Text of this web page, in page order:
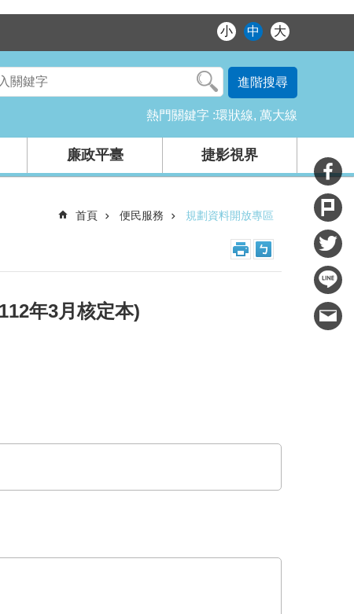
小 中 大
進階搜尋
熱門關鍵字 環狀線 萬大線
廉政平臺 捷影視界
首頁 便民服務 規劃資料開放專區
年3月核定本)